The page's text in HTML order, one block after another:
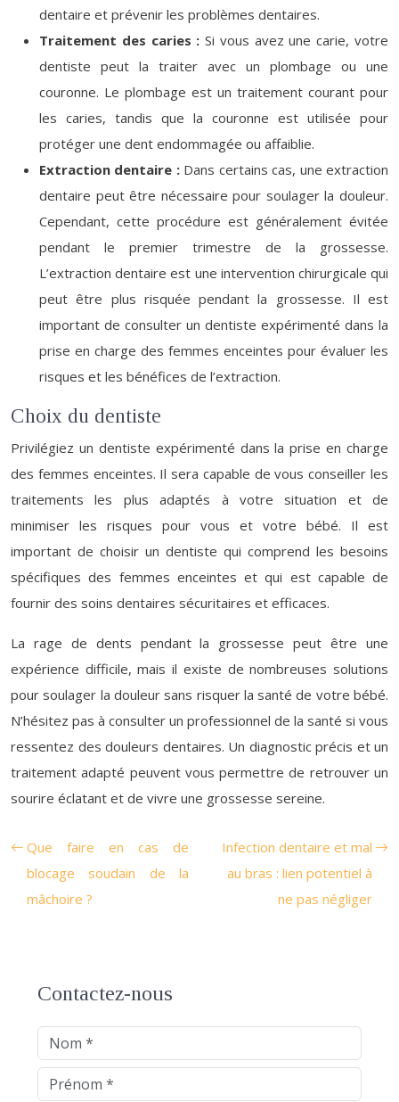
dentaire et prévenir les problèmes dentaires.
Traitement des caries :Si vous avez une carie, votre
dentiste peut la traiter avec un plombage ou une
couronne. Le plombage est un traitement courant pour
les caries, tandis que la couronne est utilisée pour
protéger une dent endommagée ou affaiblie.
Extraction dentaire : Dans certains cas, une extraction
dentaire peut être nécessaire pour soulager la douleur.
Cependant, cette procédure est généralement évitée
pendant le premier trimestre de la grossesse.
L’extraction dentaire est une intervention chirurgicale qui
peut être plus risquée pendant la grossesse. Il est
important de consulter un dentiste expérimenté dans la
prise en charge des femmes enceintes pour évaluer les
risques et les bénéfices de l’extraction.
Choix du dentiste
Privilégiez un dentiste expérimenté dans la prise en charge
des femmes enceintes. Il sera capable de vous conseiller les
traitements les plus adaptés à votre situation et de
minimiser les risques pour vous et votre bébé. Il est
important de choisir un dentiste qui comprend les besoins
spécifiques des femmes enceintes et qui est capable de
fournir des soins dentaires sécuritaires et efficaces.
La rage de dents pendant la grossesse peut être une
expérience difficile, mais il existe de nombreuses solutions
pour soulager la douleur sans risquer la santé de votre bébé.
N’hésitez pas à consulter un professionnel de la santé si vous
ressentez des douleurs dentaires. Un diagnostic précis et un
traitement adapté peuvent vous permettre de retrouver un
sourire éclatant et de vivre une grossesse sereine.
Que faire en cas de
blocage soudain de la
mâchoire ?
Infection dentaire et mal
au bras : lien potentiel à
ne pas négliger
Contactez-nous